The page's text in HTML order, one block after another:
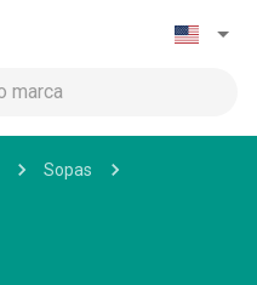
Sopas